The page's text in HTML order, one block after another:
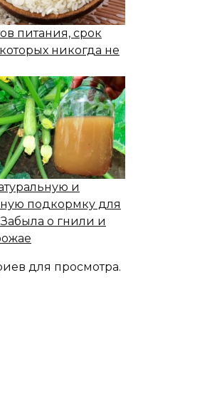
питания, срок
никогда не
и
подкормку для
Забыла о гнили и
для просмотра.